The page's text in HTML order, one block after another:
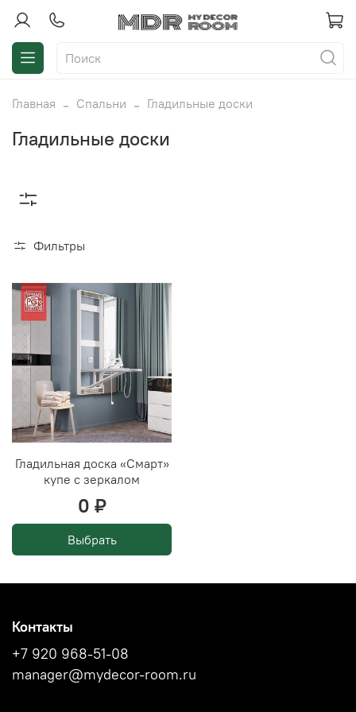
Главная Спальни Гладильные доски
Гладильные доски
Фильтры
Гладильная доска «Смарт»
купе с зеркалом
0 ₽
Выбрать
Контакты
+7 920 968-51-08
manager@mydecor-room.ru